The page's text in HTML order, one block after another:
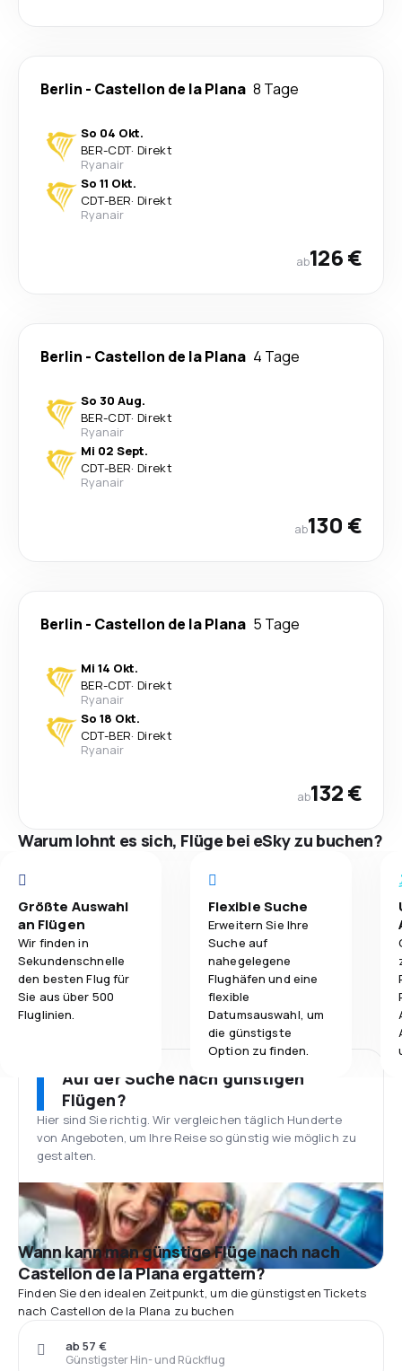
Berlin - Castellon de la Plana 8 Tage
So 04 Okt.
BER-CDT· Direkt
Ryanair
So 11 Okt.
CDT-BER· Direkt
Ryanair
ab126 €
Berlin - Castellon de la Plana 4 Tage
So 30 Aug.
BER-CDT· Direkt
Ryanair
Mi 02 Sept.
CDT-BER· Direkt
Ryanair
ab130 €
Berlin - Castellon de la Plana 5 Tage
Mi 14 Okt.
BER-CDT· Direkt
Ryanair
So 18 Okt.
CDT-BER· Direkt
Ryanair
ab132 €
Warum lohnt es sich, Flüge bei eSky zu buchen?
Größte Auswahl
an Flügen
Wir finden in
Sekundenschnelle
den besten Flug für
Sie aus über 500
Fluglinien.
Flexible Suche
Erweitern Sie Ihre
Suche auf
nahegelegene
Flughäfen und eine
flexible
Datumsauswahl, um
die günstigste
Option zu finden.
Auf der Suche nach günstigen
Flügen?
Hier sind Sie richtig. Wir vergleichen täglich Hunderte
von Angeboten, um Ihre Reise so günstig wie möglich zu
gestalten.
Wann kann man günstige Flüge nach nach
Castellon de la Plana ergattern?
Finden Sie den idealen Zeitpunkt, um die günstigsten Tickets
nach Castellon de la Plana zu buchen
Günstigster Hin- und Rückflug
ab 57 €